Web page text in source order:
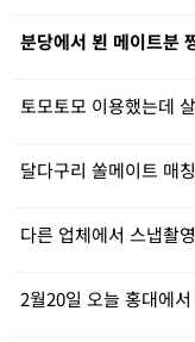
분당에서 뵌 메이트분
토모토모 이용했는데
달다구리 쏠메이트 매
다른 업체에서 스냅촬
2월20일 오늘 홍대에